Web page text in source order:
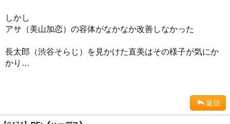
しかし
アサ（美山加恋）の容体がなかなか改善しなかった
長太郎（渋谷そらじ）を見かけた直美はその様子が気にか
かり…
返信